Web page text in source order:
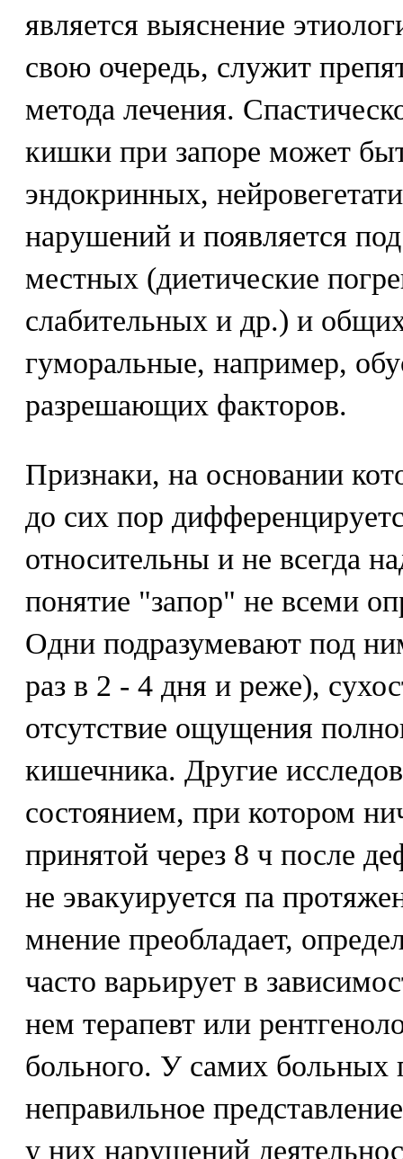
является выяснение
свою очередь, служит
метода лечения.
кишки при запоре может
эндокринных,
нарушений и появляется
местных (диетические
слабительных и др.) и
гуморальные, например,
разрешающих факторов.
Признаки, на основании
до сих пор
относительны и не всегда
понятие "запор" не всеми
Одни подразумевают под
раз в 2 - 4 дня и реже),
отсутствие ощущения
кишечника. Другие
состоянием, при котором
принятой через 8 ч после
не эвакуируется па
мнение преобладает,
часто варьирует в
нем терапевт или
больного. У самих больных
неправильное
у них нарушений